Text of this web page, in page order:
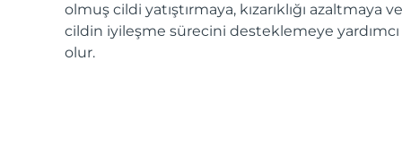
olmuş cildi yatıştırmaya, kızarıklığı azaltmaya ve
cildin iyileşme sürecini desteklemeye yardımcı
olur.
FOREO APP
HAKKINDA